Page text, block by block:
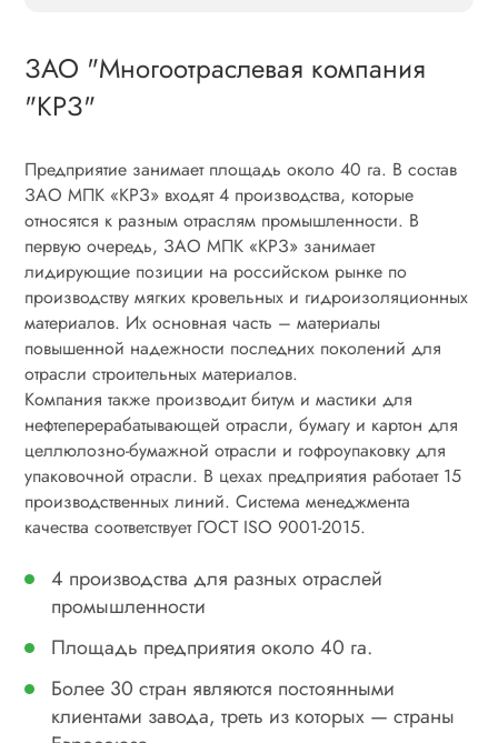
ЗАО "Многоотраслевая компания
"КРЗ"
Предприятие занимает площадь около 40 га. В состав
ЗАО МПК «КРЗ» входят 4 производства, которые
относятся к разным отраслям промышленности. В
первую очередь, ЗАО МПК «КРЗ» занимает
лидирующие позиции на российском рынке по
производству мягких кровельных и гидроизоляционных
материалов. Их основная часть – материалы
повышенной надежности последних поколений для
отрасли строительных материалов.
Компания также производит битум и мастики для
нефтеперерабатывающей отрасли, бумагу и картон для
целлюлозно-бумажной отрасли и гофроупаковку для
упаковочной отрасли. В цехах предприятия работает 15
производственных линий. Система менеджмента
качества соответствует ГОСТ ISO 9001-2015.
4 производства для разных отраслей
промышленности
Площадь предприятия около 40 га.
Более 30 стран являются постоянными
клиентами завода, треть из которых — страны